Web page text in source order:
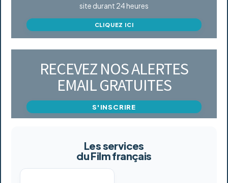
site durant 24 heures
CLIQUEZ ICI
RECEVEZ NOS ALERTES
EMAIL GRATUITES
S'INSCRIRE
Les services
du Film français